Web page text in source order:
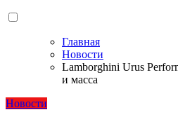
Главная
Новости
Lamborghini Urus
и масса
Новости